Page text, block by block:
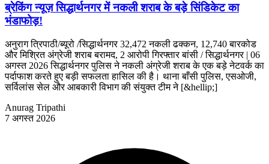
ब्रेकिंग न्यूज़ सिद्धार्थनगर में नकली शराब के बड़े सिंडिकेट का
भंडाफोड़!
अनुराग त्रिपाठी/ब्यूरो /सिद्धार्थनगर 32,472 नकली ढक्कन, 12,740 बारकोड
और मिश्रित अंग्रेजी शराब बरामद, 2 आरोपी गिरफ्तार बांसी / सिद्धार्थनगर | 06
अगस्त 2026 सिद्धार्थनगर पुलिस ने नकली अंग्रेजी शराब के एक बड़े नेटवर्क का
पर्दाफाश करते हुए बड़ी सफलता हासिल की है। थाना बाँसी पुलिस, एसओजी,
सर्विलांस सेल और आबकारी विभाग की संयुक्त टीम ने [&hellip;]
Anurag Tripathi
7 अगस्त 2026